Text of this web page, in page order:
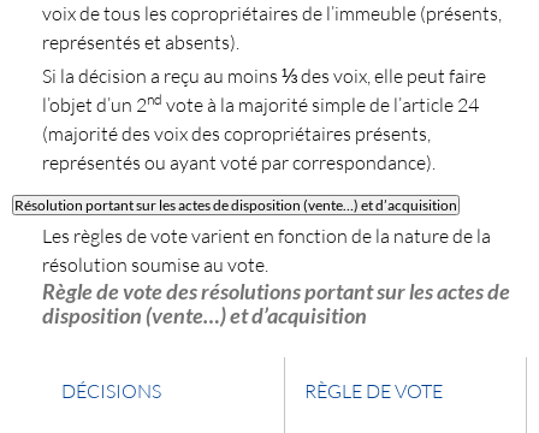
voix de tous les copropriétaires de l’immeuble (présents,
représentés et absents).
Si la décision a reçu au moins ⅓ des voix, elle peut faire
l’objet d’un 2nd vote à la majorité simple de l’article 24
(majorité des voix des copropriétaires présents,
représentés ou ayant voté par correspondance).
Résolution portant sur les actes de disposition (vente…) et d’acquisition
Les règles de vote varient en fonction de la nature de la
résolution soumise au vote.
Règle de vote des résolutions portant sur les actes de
disposition (vente…) et d’acquisition
DÉCISIONS RÈGLE DE VOTE